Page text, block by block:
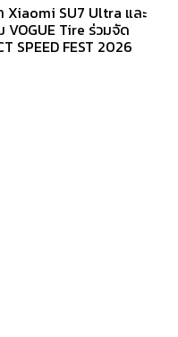
Xiaomi SU7 Ultra และ
Tire ร่วมจัด
SPEED FEST 2026